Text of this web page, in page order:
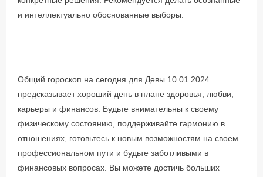
и интеллектуально обоснованные выборы.
Общий гороскоп на сегодня для Девы 10.01.2024
предсказывает хороший день в плане здоровья, любви,
карьеры и финансов. Будьте внимательны к своему
физическому состоянию, поддерживайте гармонию в
отношениях, готовьтесь к новым возможностям на своем
профессиональном пути и будьте заботливыми в
финансовых вопросах. Вы можете достичь больших